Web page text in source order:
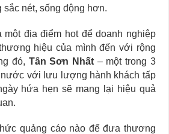
nét, sống động hơn.
một địa điểm hot để doanh nghiệp
hiệu của mình đến với rộng
đó, Tân Sơn Nhất – một trong 3
với lưu lượng hành khách tấp
hứa hẹn sẽ mang lại hiệu quả
quảng cáo nào để đưa thương